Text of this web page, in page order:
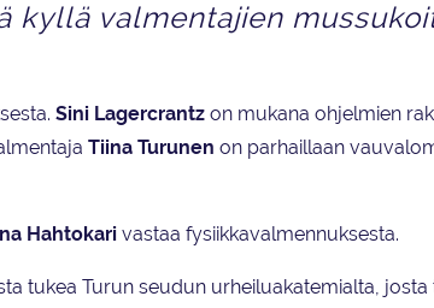
kyllä valmentajien
Sini Lagercrantz on mukana ohjelmien
Tiina Turunen on parhaillaan
Hahtokari vastaa fysiikkavalmennuksesta.
tukea Turun seudun urheiluakatemialta,